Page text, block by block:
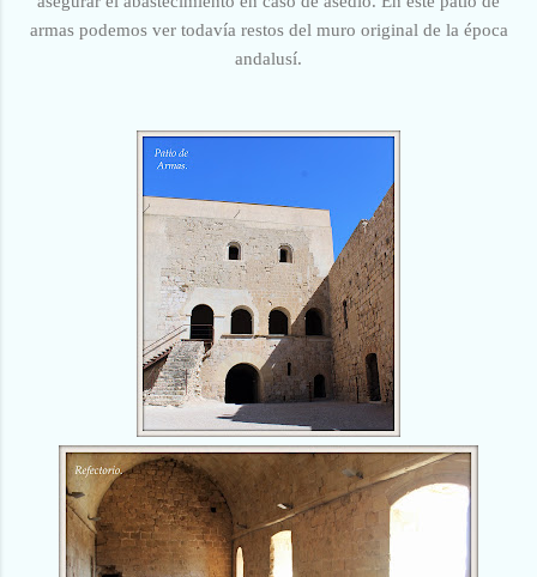
armas podemos ver todavía restos del muro original de la época
andalusí.